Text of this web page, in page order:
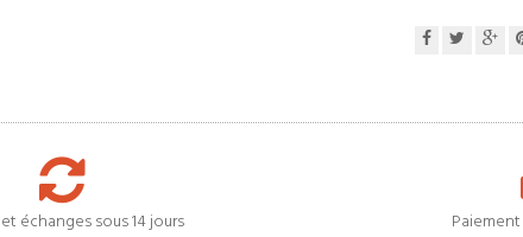
échanges sous 14 jours